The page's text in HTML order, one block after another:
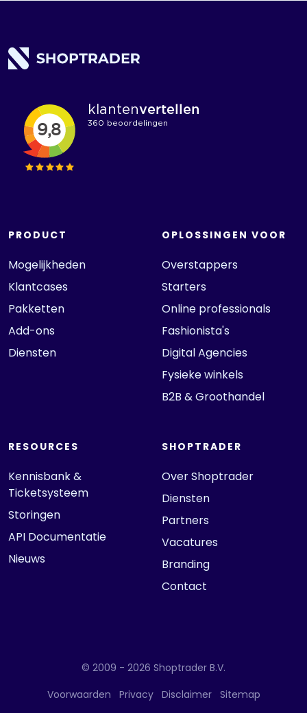
PRODUCT
Mogelijkheden
Klantcases
Pakketten
Add-ons
Diensten
OPLOSSINGEN VOOR
Overstappers
Starters
Online professionals
Fashionista's
Digital Agencies
Fysieke winkels
B2B & Groothandel
RESOURCES
Kennisbank &
Ticketsysteem
Storingen
API Documentatie
Nieuws
SHOPTRADER
Over Shoptrader
Diensten
Partners
Vacatures
Branding
Contact
© 2009 - 2026 Shoptrader B.V.
Voorwaarden
Privacy Disclaimer Sitemap